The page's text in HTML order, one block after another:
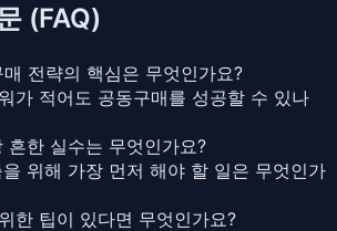
(FAQ)
전략의 핵심은 무엇인가요?
가 적어도 공동구매를 성공할 수 있나
흔한 실수는 무엇인가요?
위해 가장 먼저 해야 할 일은 무엇인가
한 팁이 있다면 무엇인가요?